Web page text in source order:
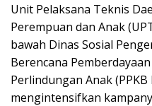
Unit Pelaksana Teknis
Perempuan dan Anak
bawah Dinas Sosial
Berencana
Perlindungan Anak
mengintensifkan